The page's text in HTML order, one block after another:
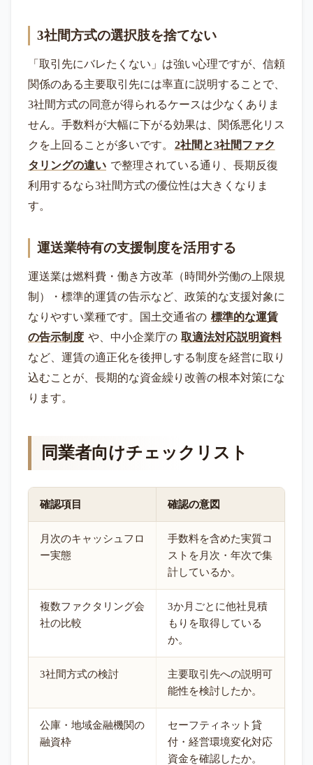
3社間方式の選択肢を捨てない
「取引先にバレたくない」は強い心理ですが、信頼
関係のある主要取引先には率直に説明することで、
3社間方式の同意が得られるケースは少なくありま
せん。手数料が大幅に下がる効果は、関係悪化リス
クを上回ることが多いです。
2社間と3社間ファク
タリングの違い で整理されている通り、長期反復
利用するなら3社間方式の優位性は大きくなりま
す。
運送業特有の支援制度を活用する
運送業は燃料費・働き方改革（時間外労働の上限規
制）・標準的運賃の告示など、政策的な支援対象に
なりやすい業種です。国土交通省の 標準的な運賃
の告示制度 や、中小企業庁の 取適法対応説明資料
など、運賃の適正化を後押しする制度を経営に取り
込むことが、長期的な資金繰り改善の根本対策にな
ります。
同業者向けチェックリスト
確認項目 確認の意図
月次のキャッシュフロ
ー実態
手数料を含めた実質コ
ストを月次・年次で集
計しているか。
複数ファクタリング会
社の比較
3か月ごとに他社見積
もりを取得している
か。
3社間方式の検討
主要取引先への説明可
能性を検討したか。
公庫・地域金融機関の
融資枠
セーフティネット貸
付・経営環境変化対応
資金を確認したか。